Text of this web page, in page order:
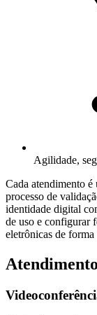
Agilidade,
Cada atendimento é
processo de
identidade digital
de uso e configurar
eletrônicas de